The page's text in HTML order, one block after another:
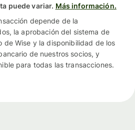
puede variar. Más información.
depende de la
la aprobación del sistema de
de Wise y la disponibilidad de los
de nuestros socios, y
para todas las transacciones.